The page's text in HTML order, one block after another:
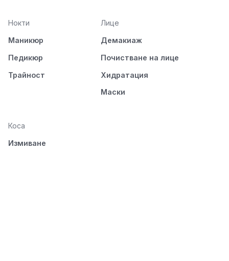
Нокти
Маникюр
Педикюр
Трайност
Лице
Демакиаж
Почистване на лице
Хидратация
Маски
Коса
Измиване